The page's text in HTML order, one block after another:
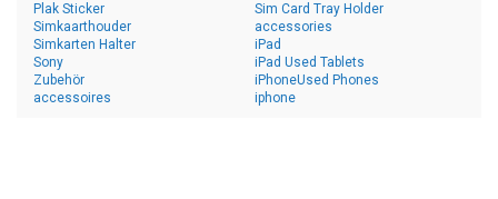
Plak Sticker
Sim Card Tray Holder
Simkaarthouder
Simkarten Halter
Sony
Zubehör
accessoires
accessories
iPad
iPad Used Tablets
iPhoneUsed Phones
iphone